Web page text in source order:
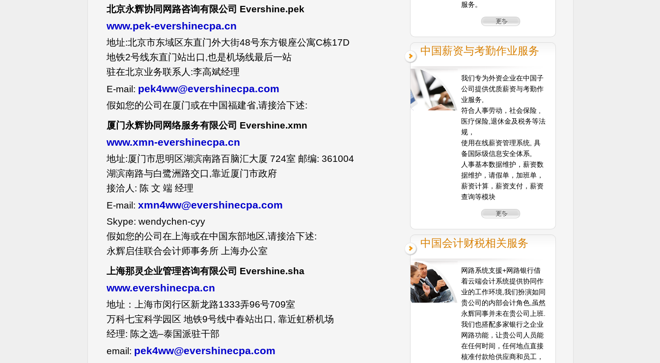
北京永辉协同网路咨询有限公司 Evershine.pek
www.pek-evershinecpa.cn
地址:北京市东域区东直门外大街48号东方银座公寓C栋17D
地铁2号线东直门站出口,也是机场线最后一站
驻在北京业务联系人:李高斌经理
E-mail: pek4ww@evershinecpa.com
假如您的公司在厦门或在中国福建省,请接洽下述:
厦门永辉协同网络服务有限公司 Evershine.xmn
www.xmn-evershinecpa.cn
地址:厦门市思明区湖滨南路百脑汇大厦 724室 邮编: 361004
湖滨南路与白鹭洲路交口,靠近厦门市政府
接洽人: 陈 文 端 经理
E-mail: xmn4ww@evershinecpa.com
Skype: wendychen-cyy
假如您的公司在上海或在中国东部地区,请接洽下述:
永辉启佳联合会计师事务所 上海办公室
上海那灵企业管理咨询有限公司 Evershine.sha
www.evershinecpa.cn
地址：上海市闵行区新龙路1333弄96号709室
万科七宝科学园区 地铁9号线中春站出口, 靠近虹桥机场
经理: 陈之选–泰国派驻干部
email: pek4ww@evershinecpa.com
服务。
中国薪资与考勤作业服务
我们专为外资企业在中国子
公司提供优质薪资与考勤作
业服务,
符合人事劳动，社会保险 ,
医疗保险,退休金及税务等法
规，
使用在线薪资管理系统, 具
备国际级信息安全体系,
人事基本数据维护，薪资数
据维护，请假单，加班单，
薪资计算，薪资支付，薪资
查询等模块
中国会计财税相关服务
网路系统支援+网路银行借
着云端会计系统提供协同作
业的工作环境,我们扮演如同
贵公司的内部会计角色,虽然
永辉同事并未在贵公司上班.
我们也搭配多家银行之企业
网路功能，让贵公司人员能
在任何时间，任何地点直接
核准付款给供应商和员工，